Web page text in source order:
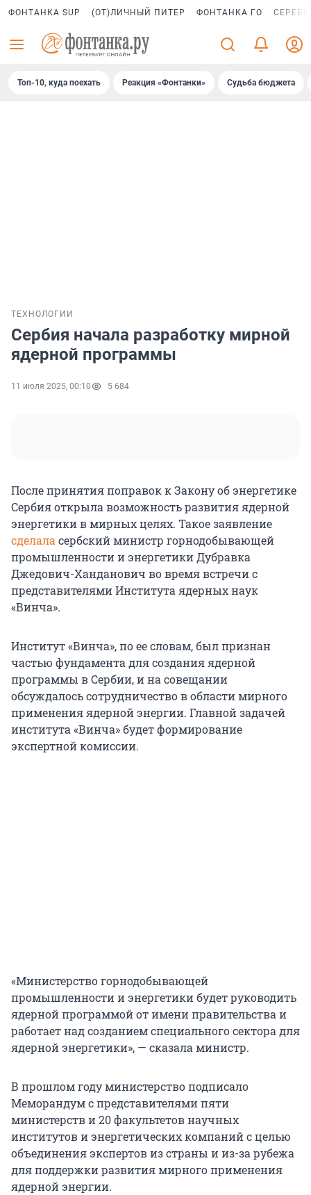
ФОНТАНКА SUP (ОТ)ЛИЧНЫЙ ПИТЕР ФОНТАНКА ГО
Топ-10, куда поехать Реакция «Фонтанки» Судьба бюджета
ТЕХНОЛОГИИ
Сербия начала разработку мирной
ядерной программы
11 июля 2025, 00:10 5 684
После принятия поправок к Закону об энергетике
Сербия открыла возможность развития ядерной
энергетики в мирных целях. Такое заявление
сделала сербский министр горнодобывающей
промышленности и энергетики Дубравка
Джедович-Ханданович во время встречи с
представителями Института ядерных наук
«Винча».
Институт «Винча», по ее словам, был признан
частью фундамента для создания ядерной
программы в Сербии, и на совещании
обсуждалось сотрудничество в области мирного
применения ядерной энергии. Главной задачей
института «Винча» будет формирование
экспертной комиссии.
«Министерство горнодобывающей
промышленности и энергетики будет руководить
ядерной программой от имени правительства и
работает над созданием специального сектора для
ядерной энергетики», — сказала министр.
В прошлом году министерство подписало
Меморандум с представителями пяти
министерств и 20 факультетов научных
институтов и энергетических компаний с целью
объединения экспертов из страны и из-за рубежа
для поддержки развития мирного применения
ядерной энергии.